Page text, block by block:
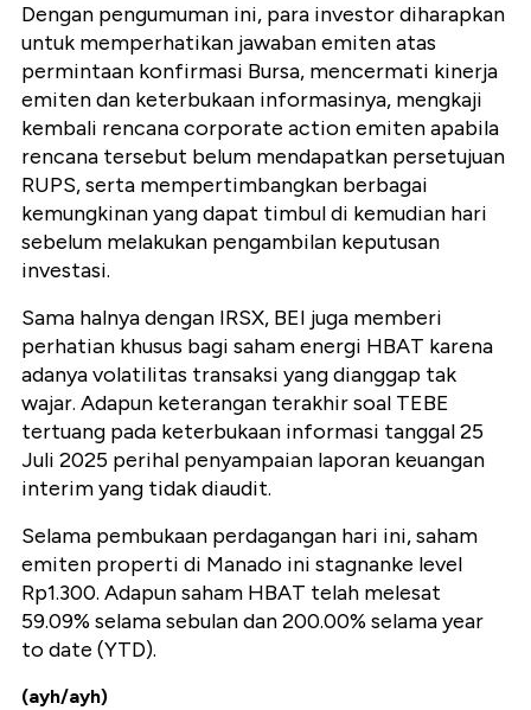
Dengan pengumuman ini, para investor diharapkan
untuk memperhatikan jawaban emiten atas
permintaan konfirmasi Bursa, mencermati kinerja
emiten dan keterbukaan informasinya, mengkaji
kembali rencana corporate action emiten apabila
rencana tersebut belum mendapatkan persetujuan
RUPS, serta mempertimbangkan berbagai
kemungkinan yang dapat timbul di kemudian hari
sebelum melakukan pengambilan keputusan
investasi.
Sama halnya dengan IRSX, BEI juga memberi
perhatian khusus bagi saham energi HBAT karena
adanya volatilitas transaksi yang dianggap tak
wajar. Adapun keterangan terakhir soal TEBE
tertuang pada keterbukaan informasi tanggal 25
Juli 2025 perihal penyampaian laporan keuangan
interim yang tidak diaudit.
Selama pembukaan perdagangan hari ini, saham
emiten properti di Manado ini stagnanke level
Rp1.300. Adapun saham HBAT telah melesat
59.09% selama sebulan dan 200.00% selama year
to date (YTD).
(ayh/ayh)